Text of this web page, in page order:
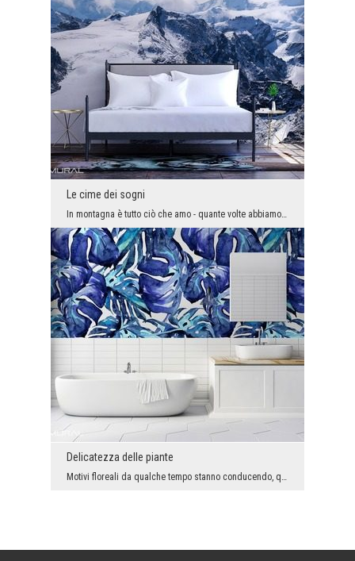
Le cime dei sogni
In montagna è tutto ciò che amo - quante volte abbiamo l'opportunità di ascoltare queste parole. ...
Delicatezza delle piante
Motivi floreali da qualche tempo stanno conducendo, quando si tratta di disposizione dello spazio...